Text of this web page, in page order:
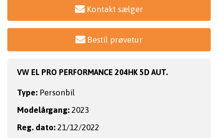
Kontakt sælger
Bestil prøvetur
VW EL PRO PERFORMANCE 204HK 5D AUT.
Type: Personbil
Modelårgang: 2023
Reg. dato: 21/12/2022